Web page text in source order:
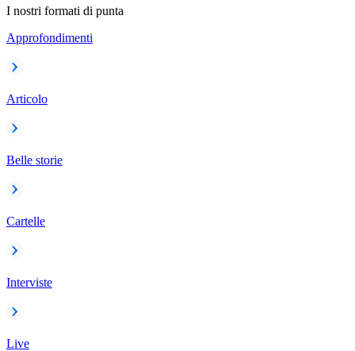
I nostri formati di punta
Approfondimenti
Articolo
Belle storie
Cartelle
Interviste
Live